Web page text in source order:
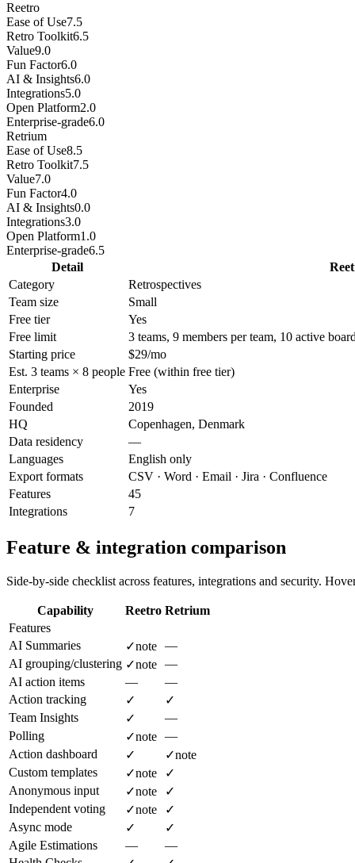
Reetro
Ease of Use7.5
Retro Toolkit6.5
Value9.0
Fun Factor6.0
AI & Insights6.0
Integrations5.0
Open Platform2.0
Enterprise-grade6.0
Retrium
Ease of Use8.5
Retro Toolkit7.5
Value7.0
Fun Factor4.0
AI & Insights0.0
Integrations3.0
Open Platform1.0
Enterprise-grade6.5
Detail
Category
Retrospectives
Team size
Small
Free tier
Yes
Free limit
3 teams, 9 members per team, 10 active
Starting price
$29/mo
Est. 3 teams × 8 people Free (within free tier)
Enterprise
Yes
Founded
2019
HQ
Copenhagen, Denmark
Data residency
—
Languages
English only
Export formats
CSV · Word · Email · Jira · Confluence
Features
45
Integrations
7
Feature & integration comparison
Side-by-side checklist across features, integrations and security.
Capability Reetro Retrium
Features
AI Summaries
✓note —
AI grouping/clustering ✓note —
AI action items
—
—
Action tracking
✓
✓
Team Insights
✓
—
Polling
✓note —
Action dashboard
✓ ✓note
Custom templates
✓note
✓
Anonymous input
✓note
✓
Independent voting
✓note
✓
Async mode
✓
✓
Agile Estimations
—
—